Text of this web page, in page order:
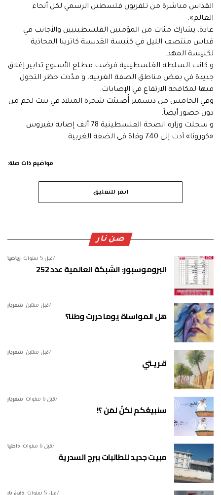
القداس مباشرة من تلفزيون فلسطين الرسمي لكل أنحاء
العالم».
عادة، يشارك مئات من المؤمنين الفلسطينيين والأجانب في
قداس منتصف الليل في كنيسة القديسة كاترينا المحاذية
لكنيسة المهد.
و كانت السلطة الفلسطينية فرضت مطلع الأسبوع تدابير إغلاق
جديدة في بعض مناطق الضفة الغربية، و مدّدت حظر التجول
فيها لمكافحة الارتفاع في الإصابات.
وفي الخامس من ديسمبر أُضيئت شجرة الميلاد في بيت لحم من
دون حضور أيضاً.
و سجلت وزارة الصحة الفلسطينية 78 ألف إصابة بفيروس
«كورونا» أدت إلى 740 وفاة في الضفة الغربية .
مواضيع ذات صلة:
انقر للتعليق
صن نار
رياضيا قبل 5 سنوات
البروموسبور: الشبكة العالمية عدد 252
شعريار قبل سنتين
هل المواساة يوما حررت وطنا؟
شعريار قبل سنتين
قـريـتي
شعريار قبل 6 سنوات
سنبيعُكم لكنْ لمَن ؟!
داخليا قبل 6 سنوات
مبيت جديد للطالبات ببرج السدرية